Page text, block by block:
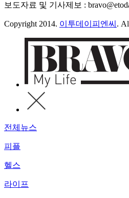
보도자료 및 기사제보 :
Copyright 2014. 이투데이피엔씨 .
전체뉴스
피플
헬스
라이프